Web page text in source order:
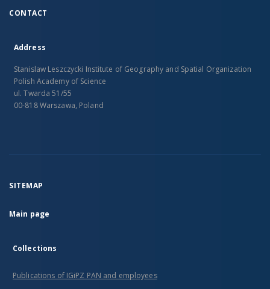
CONTACT
Address
Stanislaw Leszczycki Institute of Geography and Spatial Organization
Polish Academy of Science
ul. Twarda 51/55
00-818 Warszawa, Poland
SITEMAP
Main page
Collections
Publications of IGiPZ PAN and employees